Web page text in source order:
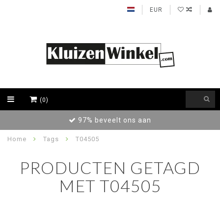
EUR
(0)
97% beveelt ons aan
Home Tags T04505
PRODUCTEN GETAGD
MET T04505